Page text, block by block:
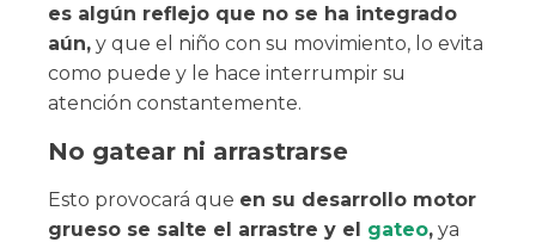
es algún reflejo que no se ha integrado
aún, y que el niño con su movimiento, lo evita
como puede y le hace interrumpir su
atención constantemente.
No gatear ni arrastrarse
Esto provocará que en su desarrollo motor
grueso se salte el arrastre y el gateo, ya